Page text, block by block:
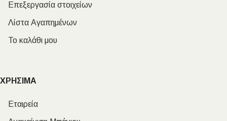
Επεξεργασία στοιχείων
Λίστα Αγαπημένων
Το καλάθι μου
ΧΡΗΣΙΜΑ
Εταιρεία